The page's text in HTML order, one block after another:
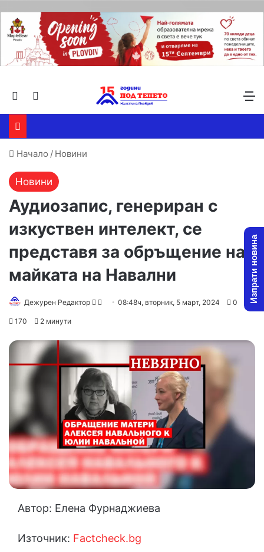
Търсене ...
Начало / Новини
Новини
Аудиозапис, генериран с
изкуствен интелект, се
представя за обръщение на
майката на Навални
Дежурен Редактор
Follow
Send08:48ч, вторник, 5 март, 2024 0
170 2 минути
Автор: Елена Фурнаджиева
Източник: Factcheck.bg
Изпрати новина